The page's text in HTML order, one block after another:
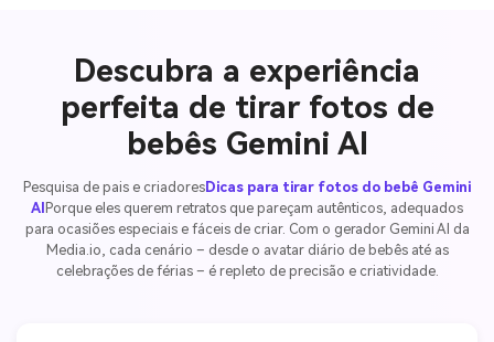
Descubra a experiência
perfeita de tirar fotos de
bebês Gemini AI
Pesquisa de pais e criadoresDicas para tirar fotos do bebê Gemini
AIPorque eles querem retratos que pareçam autênticos, adequados
para ocasiões especiais e fáceis de criar. Com o gerador Gemini AI da
Media.io, cada cenário – desde o avatar diário de bebês até as
celebrações de férias – é repleto de precisão e criatividade.